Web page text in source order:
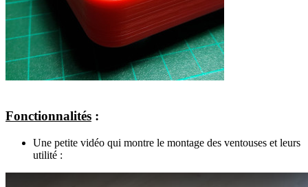
Fonctionnalités :
Une petite vidéo qui montre le montage des ventouses et leurs
utilité :